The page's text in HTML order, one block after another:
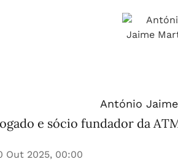
António
e sócio fundador da
Out 2025, 00:00